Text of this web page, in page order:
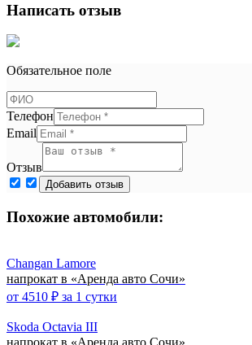
Написать отзыв
Обязательное поле
Телефон
Email
Отзыв
Похожие автомобили:
Changan Lamore
напрокат в «Аренда авто Сочи»
от 4510 ₽ за 1 сутки
Skoda Octavia III
напрокат в «Аренда авто Сочи»